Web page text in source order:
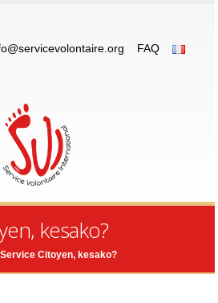
FAQ
kesako?
Service Citoyen, kesako?